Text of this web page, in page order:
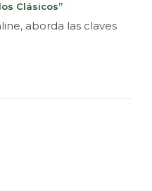
Clásicos”
aborda las claves